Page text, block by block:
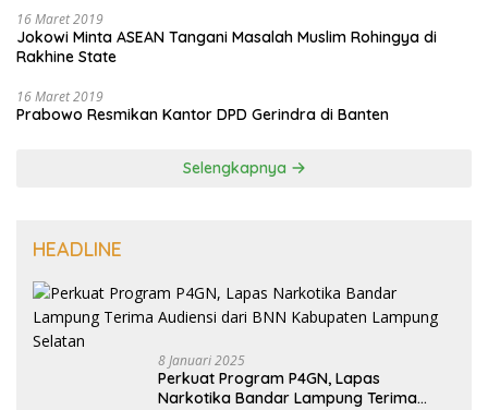
16 Maret 2019
Jokowi Minta ASEAN Tangani Masalah Muslim Rohingya di
Rakhine State
16 Maret 2019
Prabowo Resmikan Kantor DPD Gerindra di Banten
Selengkapnya
HEADLINE
8 Januari 2025
Perkuat Program P4GN, Lapas
Narkotika Bandar Lampung Terima